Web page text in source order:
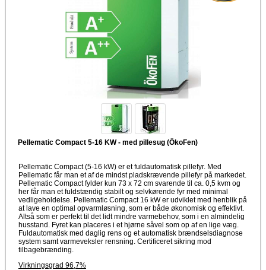
Pellematic Compact 5-16 KW - med pillesug (ÖkoFen)
Pellematic Compact (5-16 kW) er et fuldautomatisk pillefyr. Med
Pellematic får man et af de mindst pladskrævende pillefyr på markedet.
Pellematic Compact fylder kun 73 x 72 cm svarende til ca. 0,5 kvm og
her får man et fuldstændig stabilt og selvkørende fyr med minimal
vedligeholdelse. Pellematic Compact 16 kW er udviklet med henblik på
at lave en optimal opvarmløsning, som er både økonomisk og effektivt.
Altså som er perfekt til det lidt mindre varmebehov, som i en almindelig
husstand. Fyret kan placeres i et hjørne såvel som op af en lige væg.
Fuldautomatisk med daglig rens og et automatisk brændselsdiagnose
system samt varmeveksler rensning. Certificeret sikring mod
tilbagebrænding.
Virkningsgrad 96,7%